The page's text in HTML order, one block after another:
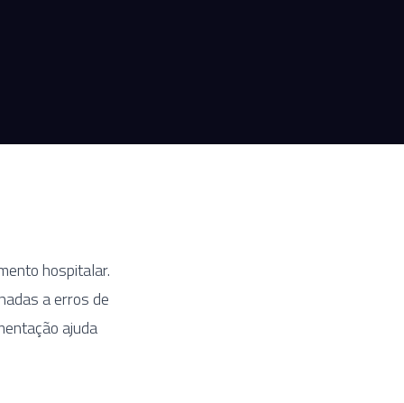
hospitalar.
a erros de
ajuda